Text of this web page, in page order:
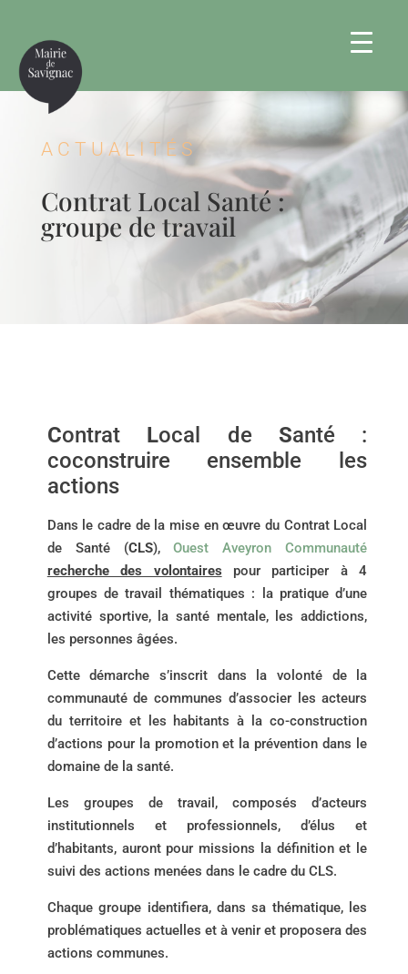
ACTUALITÉS
Contrat Local Santé :
groupe de travail
Contrat Local de Santé :
coconstruire ensemble les
actions
Dans le cadre de la mise en œuvre du Contrat Local
de Santé (CLS),Ouest Aveyron Communauté
recherche des volontaires pour participer à 4
groupes de travail thématiques : la pratique d’une
activité sportive, la santé mentale, les addictions,
les personnes âgées.
Cette démarche s’inscrit dans la volonté de la
communauté de communes d’associer les acteurs
du territoire et les habitants à la co-construction
d’actions pour la promotion et la prévention dans le
domaine de la santé.
Les groupes de travail, composés d’acteurs
institutionnels et professionnels, d’élus et
d’habitants, auront pour missions la définition et le
suivi des actions menées dans le cadre du CLS.
Chaque groupe identifiera, dans sa thématique, les
problématiques actuelles et à venir et proposera des
actions communes.